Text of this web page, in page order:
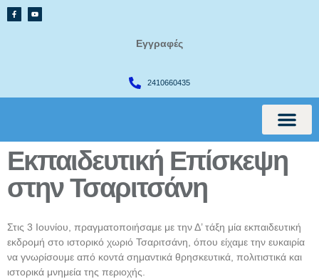
Εγγραφές
2410660435
Εκπαιδευτική Επίσκεψη
στην Τσαριτσάνη
Στις 3 Ιουνίου, πραγματοποιήσαμε με την Δ’ τάξη μία εκπαιδευτική
εκδρομή στο ιστορικό χωριό Τσαριτσάνη, όπου είχαμε την ευκαιρία
να γνωρίσουμε από κοντά σημαντικά θρησκευτικά, πολιτιστικά και
ιστορικά μνημεία της περιοχής.